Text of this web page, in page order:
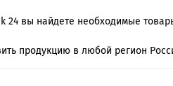
24 вы найдете необходимые
продукцию в любой регион